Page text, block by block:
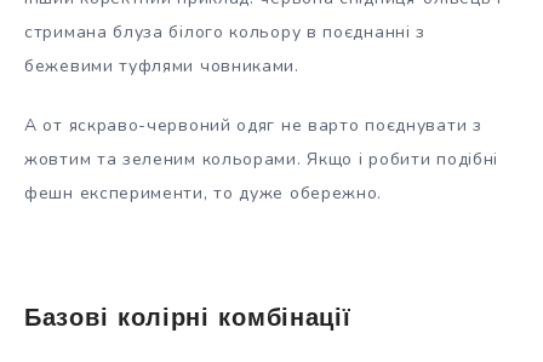
стримана блуза білого кольору в поєднанні з
бежевими туфлями човниками.
А от яскраво-червоний одяг не варто поєднувати з
жовтим та зеленим кольорами. Якщо і робити подібні
фешн експерименти, то дуже обережно.
Базові колірні комбінації